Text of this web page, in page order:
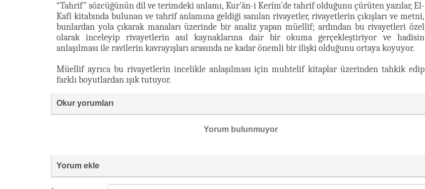
“Tahrif” sözcüğünün dil ve terimdeki anlamı, Kur’ân-i Kerîm’de tahrif olduğunu çürüten yazılar, El-
Kafî kitabında bulunan ve tahrif anlamına geldiği sanılan rivayetler, rivayetlerin çıkışları ve metni,
bunlardan yola çıkarak manaları üzerinde bir analiz yapan müellif; ardından bu rivayetleri özel
olarak inceleyip rivayetlerin asıl kaynaklarına dair bir okuma gerçekleştiriyor ve hadisin
anlaşılması ile ravilerin kavrayışları arasında ne kadar önemli bir ilişki olduğunu ortaya koyuyor.
Müellif ayrıca bu rivayetlerin incelikle anlaşılması için muhtelif kitaplar üzerinden tahkik edip
farklı boyutlardan ışık tutuyor.
Okur yorumları
Yorum bulunmuyor
Yorum ekle